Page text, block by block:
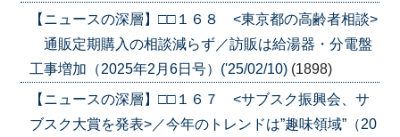
【ニュースの深層】□□１６８ <東京都の高齢者相談>
通販定期購入の相談減らず／訪販は給湯器・分電盤
工事増加（2025年2月6日号）('25/02/10) (1898)
【ニュースの深層】□□１６７ <サブスク振興会、サ
ブスク大賞を発表>／今年のトレンドは”趣味領域”（20